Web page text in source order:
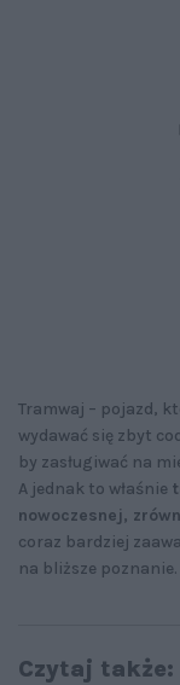
Tramwaj – pojazd,
wydawać się zbyt
by zasługiwać na
A jednak to właśnie
nowoczesnej,
coraz bardziej
na bliższe poznanie.
Czytaj także: